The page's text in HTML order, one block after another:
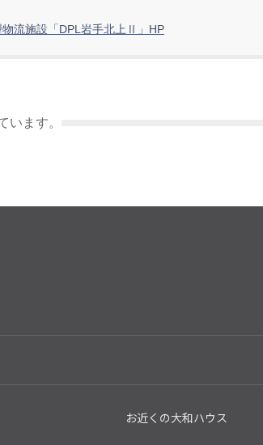
物流施設「DPL岩手北上Ⅱ」HP
います。
お近くの大和ハウス